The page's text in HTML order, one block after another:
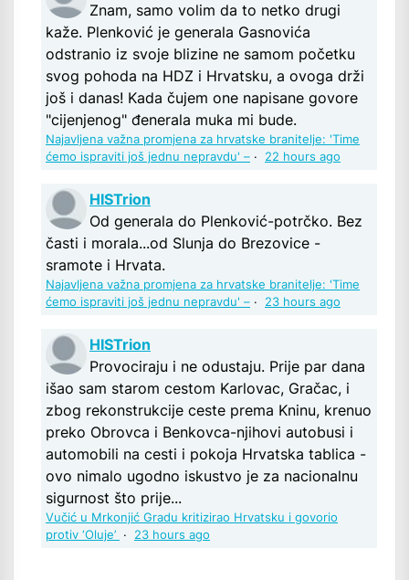
Znam, samo volim da to netko drugi
kaže. Plenković je generala Gasnovića
odstranio iz svoje blizine ne samom početku
svog pohoda na HDZ i Hrvatsku, a ovoga drži
još i danas! Kada čujem one napisane govore
"cijenjenog" đenerala muka mi bude.
Najavljena važna promjena za hrvatske branitelje: 'Time
ćemo ispraviti još jednu nepravdu' – · 22 hours ago
HISTrion
Od generala do Plenković-potrčko. Bez
časti i morala...od Slunja do Brezovice -
sramote i Hrvata.
Najavljena važna promjena za hrvatske branitelje: 'Time
ćemo ispraviti još jednu nepravdu' – · 23 hours ago
HISTrion
Provociraju i ne odustaju. Prije par dana
išao sam starom cestom Karlovac, Gračac, i
zbog rekonstrukcije ceste prema Kninu, krenuo
preko Obrovca i Benkovca-njihovi autobusi i
automobili na cesti i pokoja Hrvatska tablica -
ovo nimalo ugodno iskustvo je za nacionalnu
sigurnost što prije...
Vučić u Mrkonjić Gradu kritizirao Hrvatsku i govorio
protiv ‘Oluje’ · 23 hours ago